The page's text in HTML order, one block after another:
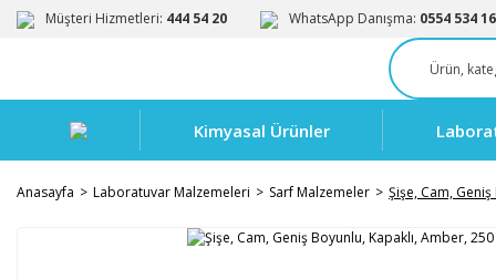
Müşteri Hizmetleri: 444 54 20 WhatsApp Danışma: 0554 534
Kimyasal Ürünler
Anasayfa Laboratuvar Malzemeleri Sarf Malzemeler Şişe, Cam,